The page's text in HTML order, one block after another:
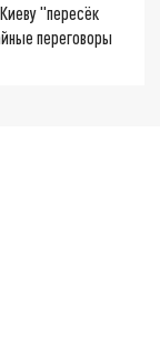
"пересёк
переговоры